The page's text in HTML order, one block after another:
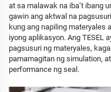
at sa malawak na iba’t ibang
gawin ang aktwal na
kung ang napiling materyales
iyong aplikasyon. Ang TESEL
pagsusuri ng materyales,
pamamagitan ng simulation,
performance ng seal.